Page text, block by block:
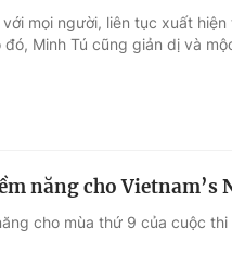
mọi người, liên tục xuất
Minh Tú cũng giản dị và
năng cho Vietnam’s
cho mùa thứ 9 của cuộc thi